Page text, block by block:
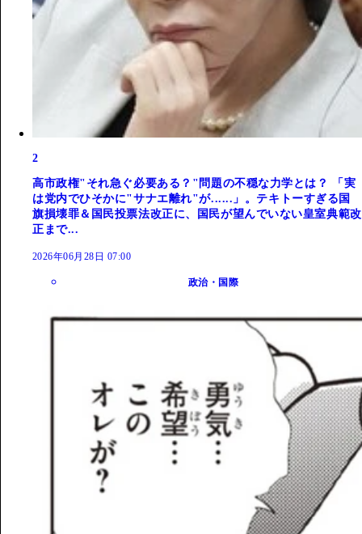
2
高市政権"それ急ぐ必要ある？"問題の不穏な力学とは？ 「実
は党内でひそかに"サナエ離れ"が......」。テキトーすぎる国
旗損壊罪＆国民投票法改正に、国民が望んでいない皇室典範改
正まで...
2026年06月28日 07:00
政治・国際